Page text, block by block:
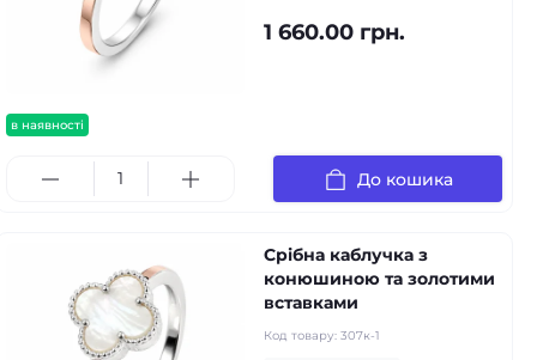
в наявності
1 660.00 грн.
До кошика
Срібна каблучка з
конюшиною та золотими
вставками
Код товару: 307к-1